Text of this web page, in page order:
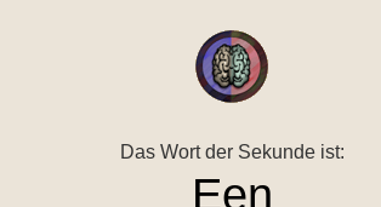
Das Wort der Sekunde ist: